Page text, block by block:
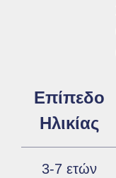
Επίπεδο
Ηλικίας
3-7 ετών